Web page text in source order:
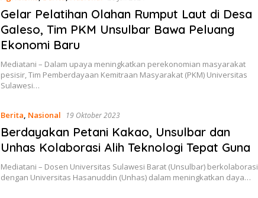
Gelar Pelatihan Olahan Rumput Laut di Desa
Galeso, Tim PKM Unsulbar Bawa Peluang
Ekonomi Baru
Mediatani – Dalam upaya meningkatkan perekonomian masyarakat
pesisir, Tim Pemberdayaan Kemitraan Masyarakat (PKM) Universitas
Sulawesi…
Berita, Nasional 19 Oktober 2023
Berdayakan Petani Kakao, Unsulbar dan
Unhas Kolaborasi Alih Teknologi Tepat Guna
Mediatani – Dosen Universitas Sulawesi Barat (Unsulbar) berkolaborasi
dengan Universitas Hasanuddin (Unhas) dalam meningkatkan daya…